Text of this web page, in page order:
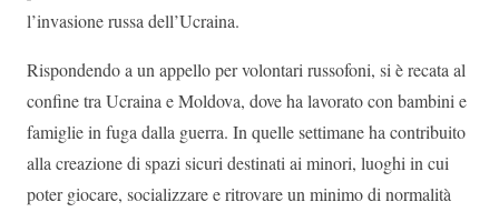
l’invasione russa dell’Ucraina.
Rispondendo a un appello per volontari russofoni, si è recata al
confine tra Ucraina e Moldova, dove ha lavorato con bambini e
famiglie in fuga dalla guerra. In quelle settimane ha contribuito
alla creazione di spazi sicuri destinati ai minori, luoghi in cui
poter giocare, socializzare e ritrovare un minimo di normalità